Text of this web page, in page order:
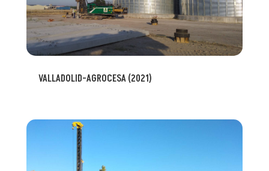
VALLADOLID-AGROCESA (2021)